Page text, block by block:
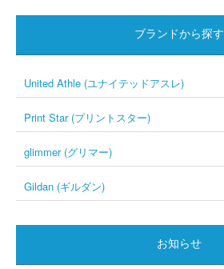
ブランドから探す
United Athle (ユナイテッドアスレ)
Print Star (プリントスター)
glimmer (グリマー)
Gildan (ギルダン)
お知らせ